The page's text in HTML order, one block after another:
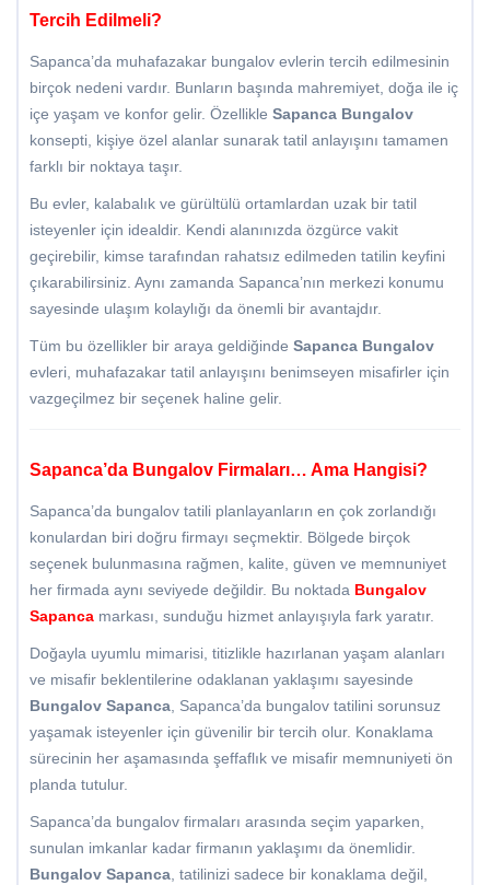
Tercih Edilmeli?
Sapanca’da muhafazakar bungalov evlerin tercih edilmesinin
birçok nedeni vardır. Bunların başında mahremiyet, doğa ile iç
içe yaşam ve konfor gelir. Özellikle Sapanca Bungalov
konsepti, kişiye özel alanlar sunarak tatil anlayışını tamamen
farklı bir noktaya taşır.
Bu evler, kalabalık ve gürültülü ortamlardan uzak bir tatil
isteyenler için idealdir. Kendi alanınızda özgürce vakit
geçirebilir, kimse tarafından rahatsız edilmeden tatilin keyfini
çıkarabilirsiniz. Aynı zamanda Sapanca’nın merkezi konumu
sayesinde ulaşım kolaylığı da önemli bir avantajdır.
Tüm bu özellikler bir araya geldiğinde Sapanca Bungalov
evleri, muhafazakar tatil anlayışını benimseyen misafirler için
vazgeçilmez bir seçenek haline gelir.
Sapanca’da Bungalov Firmaları… Ama Hangisi?
Sapanca’da bungalov tatili planlayanların en çok zorlandığı
konulardan biri doğru firmayı seçmektir. Bölgede birçok
seçenek bulunmasına rağmen, kalite, güven ve memnuniyet
her firmada aynı seviyede değildir. Bu noktada Bungalov
Sapanca markası, sunduğu hizmet anlayışıyla fark yaratır.
Doğayla uyumlu mimarisi, titizlikle hazırlanan yaşam alanları
ve misafir beklentilerine odaklanan yaklaşımı sayesinde
Bungalov Sapanca, Sapanca’da bungalov tatilini sorunsuz
yaşamak isteyenler için güvenilir bir tercih olur. Konaklama
sürecinin her aşamasında şeffaflık ve misafir memnuniyeti ön
planda tutulur.
Sapanca’da bungalov firmaları arasında seçim yaparken,
sunulan imkanlar kadar firmanın yaklaşımı da önemlidir.
Bungalov Sapanca, tatilinizi sadece bir konaklama değil,